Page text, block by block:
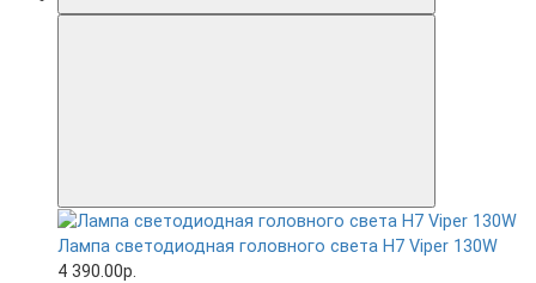
Лампа светодиодная головного света H7 Viper 130W
4 390.00р.